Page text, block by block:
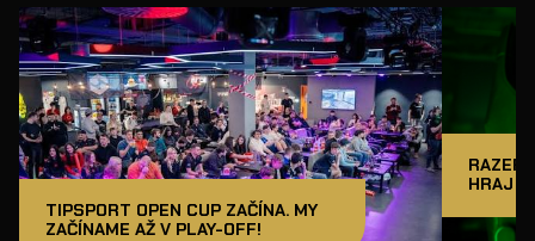
TIPSPORT OPEN CUP ZAČÍNA. MY
ZAČÍNAME AŽ V PLAY-OFF!
RAZER
HRAJ